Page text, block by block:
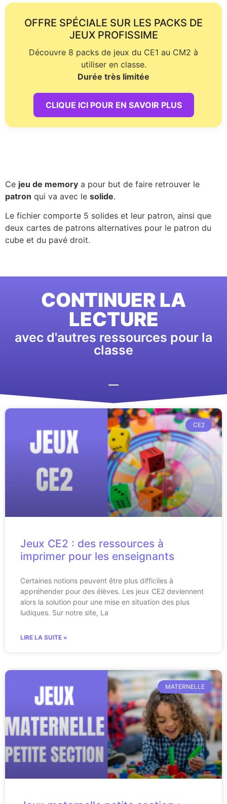
OFFRE SPÉCIALE SUR LES PACKS DE
JEUX PROFISSIME
Découvre 8 packs de jeux du CE1 au CM2 à
utiliser en classe.
Durée très limitée
CLIQUE ICI POUR EN SAVOIR PLUS
Ce jeu de memory a pour but de faire retrouver le
patron qui va avec le solide.
Le fichier comporte 5 solides et leur patron, ainsi que
deux cartes de patrons alternatives pour le patron du
cube et du pavé droit.
CONTINUER LA
LECTURE
avec d'autres ressources pour la
classe
CE2
Jeux CE2 : des ressources à
imprimer pour les enseignants
Certaines notions peuvent être plus difficiles à
appréhender pour des élèves. Les jeux CE2 deviennent
alors la solution pour une mise en situation des plus
ludiques. Sur notre site, La
LIRE LA SUITE »
MATERNELLE